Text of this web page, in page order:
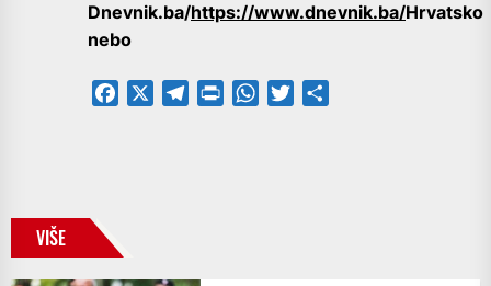
Dnevnik.ba/https://www.dnevnik.ba/Hrvatsko
nebo
Facebook TelegramPrintFriendly
WhatsApp
Twitter
VIŠE